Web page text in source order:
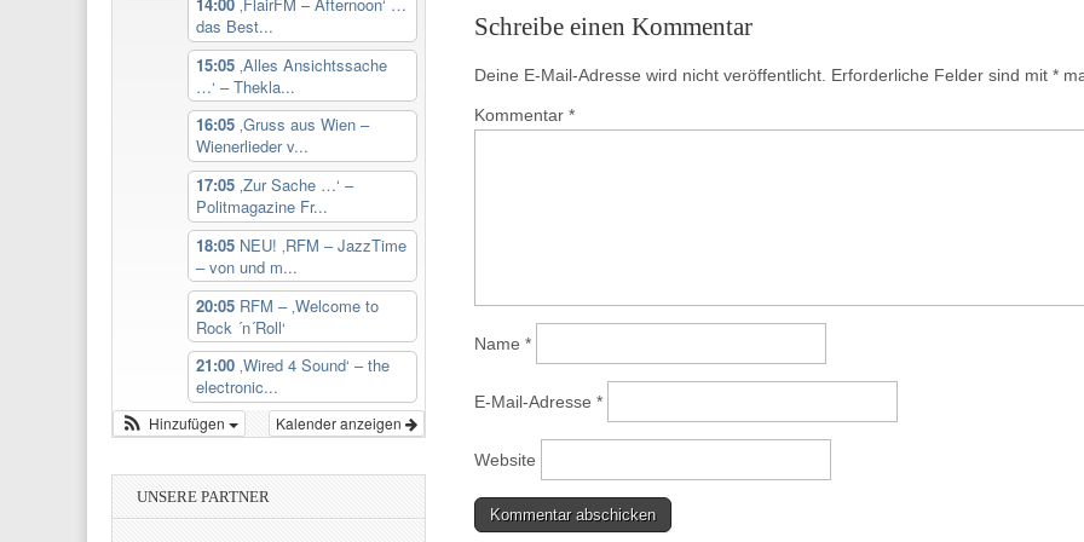
Schreibe einen Kommentar
Deine E-Mail-Adresse wird nicht veröffentlicht. Erforderliche Felder sind mit *
Kommentar *
Name *
E-Mail-Adresse *
Website
das Best...
15:05 ‚Alles Ansichtssache
…‘ – Thekla...
16:05 ‚Gruss aus Wien –
Wienerlieder v...
17:05 ‚Zur Sache …‘ –
Politmagazine Fr...
18:05 NEU! ‚RFM – JazzTime
– von und m...
20:05 RFM – ‚Welcome to
Rock ´n´Roll‘
21:00 ‚Wired 4 Sound‘ – the
electronic...
Kalender anzeigen
Hinzufügen
UNSERE PARTNER